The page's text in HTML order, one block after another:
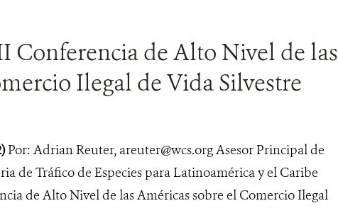
Conferencia de Alto Nivel de las
Ilegal de Vida Silvestre
Por: Adrian Reuter, areuter@wcs.org Asesor Principal de
de Tráfico de Especies para Latinoamérica y el Caribe
de Alto Nivel de las Américas sobre el Comercio Ilegal